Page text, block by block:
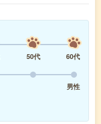
50代
60代
男性